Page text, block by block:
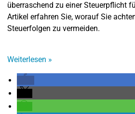
überraschend zu einer Steuerpflicht
Artikel erfahren Sie, worauf Sie
Steuerfolgen zu vermeiden.
Weiterlesen »